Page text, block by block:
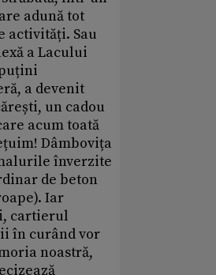
adună tot
Sau
a Lacului
a devenit
un cadou
acum toată
Dâmbovița
înverzite
de beton
Iar
cartierul
în curând vor
noastră,